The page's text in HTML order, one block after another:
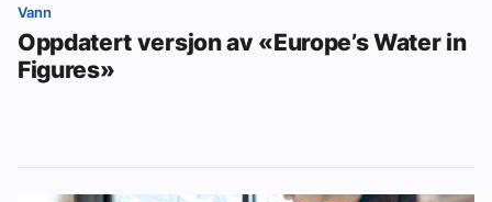
Vann
Oppdatert versjon av «Europe’s Water in
Figures»